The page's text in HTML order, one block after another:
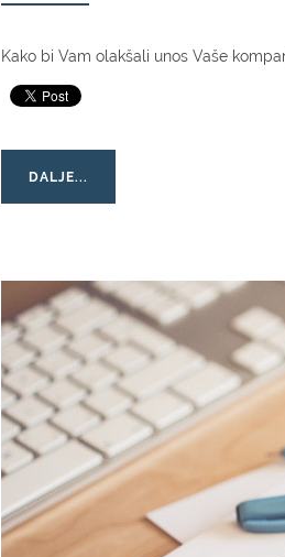
Kako bi Vam olakšali unos Vaše
DALJE...